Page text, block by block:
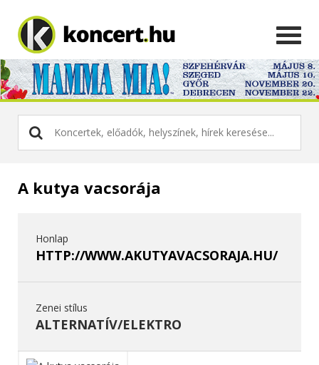
A kutya vacsorája
Honlap
HTTP://WWW.AKUTYAVACSORAJA.HU/
Zenei stílus
ALTERNATÍV/ELEKTRO